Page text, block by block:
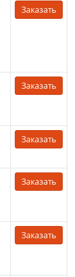
Заказать
Заказать
Заказать
Заказать
Заказать